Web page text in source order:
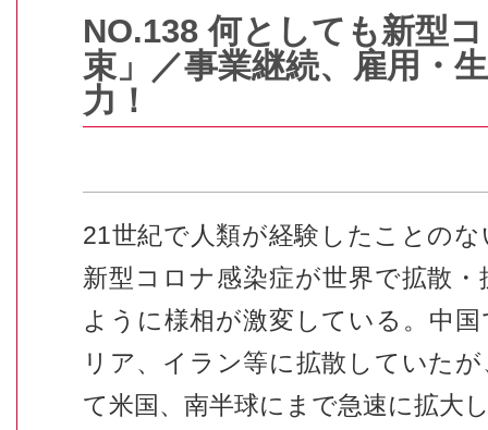
NO.138 何としても新型
束」／事業継続、雇用・
力！
21世紀で人類が経験したことの
新型コロナ感染症が世界で拡散
ように様相が激変している。中
リア、イラン等に拡散していた
て米国、南半球にまで急速に拡大